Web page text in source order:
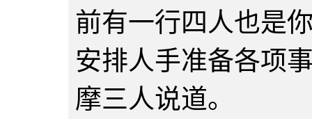
前有一行四人也是
安排人手准备各项
摩三人说道。